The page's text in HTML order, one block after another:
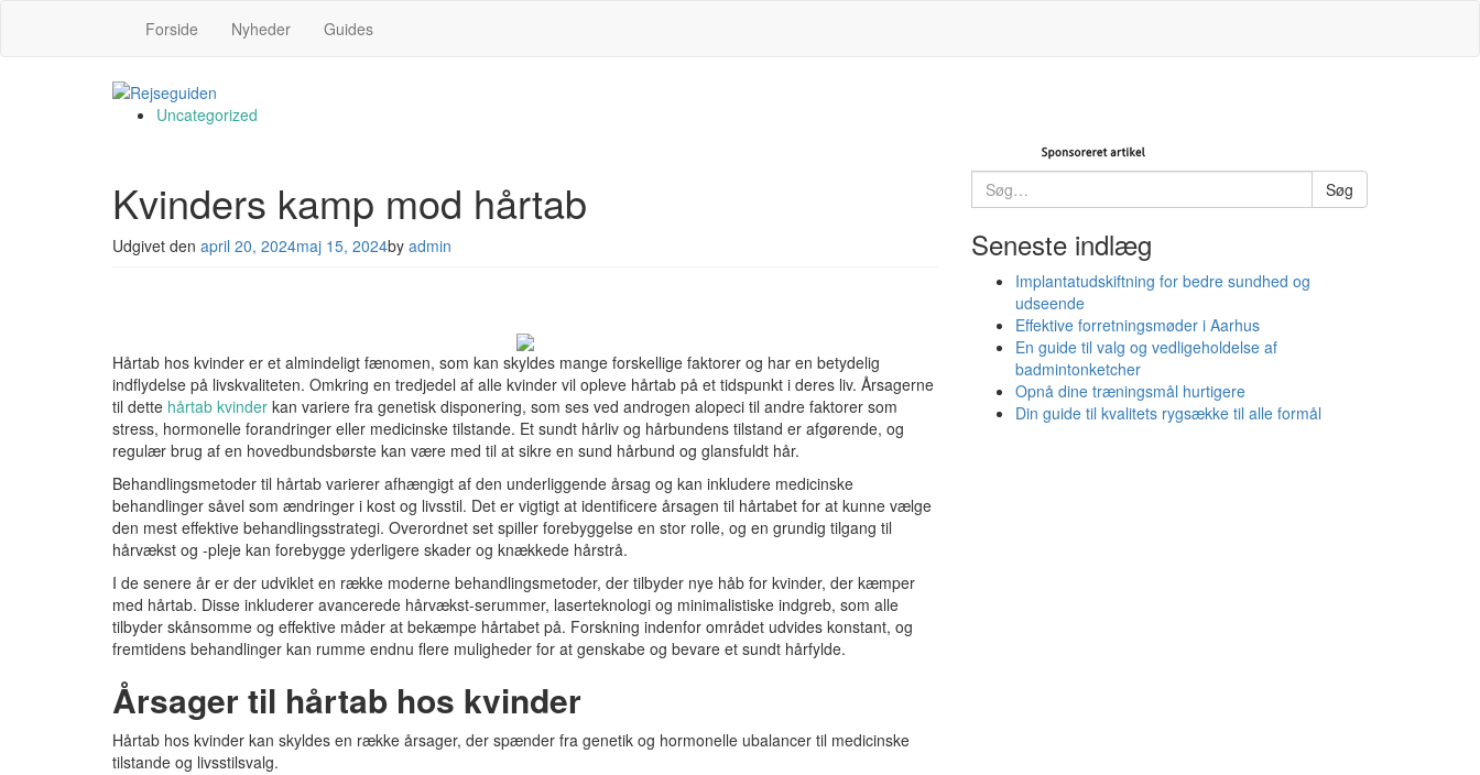
Forside Nyheder Guides
Uncategorized
Kvinders kamp mod hårtab
Udgivet den april 20, 2024maj 15, 2024by admin
Hårtab hos kvinder er et almindeligt fænomen, som kan skyldes mange forskellige faktorer og har en betydelig
indflydelse på livskvaliteten. Omkring en tredjedel af alle kvinder vil opleve hårtab på et tidspunkt i deres liv. Årsagerne
til dette hårtab kvinder kan variere fra genetisk disponering, som ses ved androgen alopeci til andre faktorer som
stress, hormonelle forandringer eller medicinske tilstande. Et sundt hårliv og hårbundens tilstand er afgørende, og
regulær brug af en hovedbundsbørste kan være med til at sikre en sund hårbund og glansfuldt hår.
Behandlingsmetoder til hårtab varierer afhængigt af den underliggende årsag og kan inkludere medicinske
behandlinger såvel som ændringer i kost og livsstil. Det er vigtigt at identificere årsagen til hårtabet for at kunne vælge
den mest effektive behandlingsstrategi. Overordnet set spiller forebyggelse en stor rolle, og en grundig tilgang til
hårvækst og -pleje kan forebygge yderligere skader og knækkede hårstrå.
I de senere år er der udviklet en række moderne behandlingsmetoder, der tilbyder nye håb for kvinder, der kæmper
med hårtab. Disse inkluderer avancerede hårvækst-serummer, laserteknologi og minimalistiske indgreb, som alle
tilbyder skånsomme og effektive måder at bekæmpe hårtabet på. Forskning indenfor området udvides konstant, og
fremtidens behandlinger kan rumme endnu flere muligheder for at genskabe og bevare et sundt hårfylde.
Årsager til hårtab hos kvinder
Hårtab hos kvinder kan skyldes en række årsager, der spænder fra genetik og hormonelle ubalancer til medicinske
tilstande og livsstilsvalg.
Søg
efter:
Søg
Seneste indlæg
Implantatudskiftning for bedre sundhed og
udseende
Effektive forretningsmøder i Aarhus
En guide til valg og vedligeholdelse af
badmintonketcher
Opnå dine træningsmål hurtigere
Din guide til kvalitets rygsække til alle formål